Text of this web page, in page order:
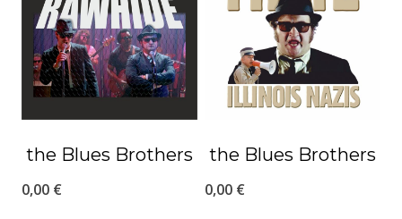
the Blues Brothers
0,00 €
the Blues Brothers
0,00 €